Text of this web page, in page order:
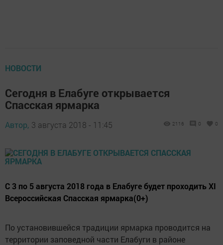
НОВОСТИ
Сегодня в Елабуге открывается
Спасская ярмарка
Автор, 3 августа 2018 - 11:45 2116 0 0
С 3 по 5 августа 2018 года в Елабуге будет проходить XI
Всероссийская Спасская ярмарка(0+)
По установившейся традиции ярмарка проводится на
территории заповедной части Елабуги в районе